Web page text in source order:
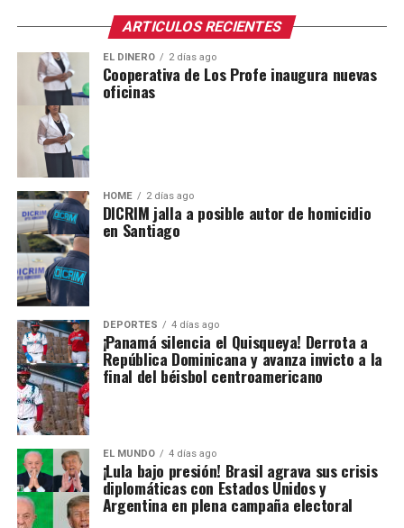
ARTICULOS RECIENTES
EL DINERO 2 días ago
Cooperativa de Los Profe inaugura nuevas
oficinas
HOME 2 días ago
DICRIM jalla a posible autor de homicidio
en Santiago
DEPORTES 4 días ago
¡Panamá silencia el Quisqueya! Derrota a
República Dominicana y avanza invicto a la
final del béisbol centroamericano
EL MUNDO 4 días ago
¡Lula bajo presión! Brasil agrava sus crisis
diplomáticas con Estados Unidos y
Argentina en plena campaña electoral